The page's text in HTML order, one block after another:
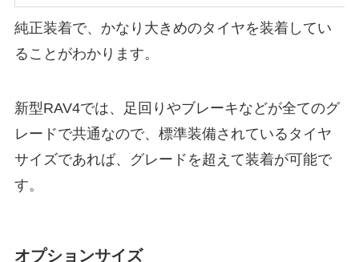
純正装着で、かなり大きめのタイヤを装着してい
ることがわかります。
新型RAV4では、足回りやブレーキなどが全てのグ
レードで共通なので、標準装備されているタイヤ
サイズであれば、グレードを超えて装着が可能で
す。
オプションサイズ